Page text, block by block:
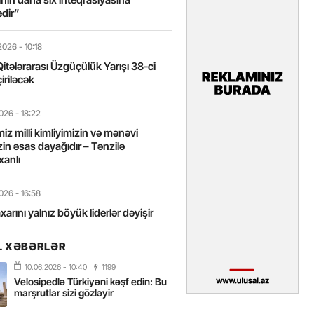
- 10:18
Üzgüçülük Yarışı 38-ci
- 18:22
milli kimliyimizin və mənəvi
əsas dayağıdır – Tənzilə
- 16:58
yalnız böyük liderlər dəyişir
- 16:43
Türkiyəyə 25 milyondan
gəlib – FOTOLAR
XƏBƏRLƏR
10.06.2026 - 10:40 1199
Velosipedlə Türkiyəni kəşf edin: Bu
marşrutlar sizi gözləyir